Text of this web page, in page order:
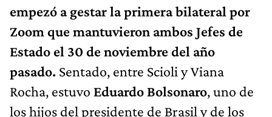
empezó a gestar la primera bilateral por
Zoom que mantuvieron ambos Jefes de
Estado el 30 de noviembre del año
pasado. Sentado, entre Scioli y Viana
Rocha, estuvo Eduardo Bolsonaro, uno de
los hijos del presidente de Brasil y de los